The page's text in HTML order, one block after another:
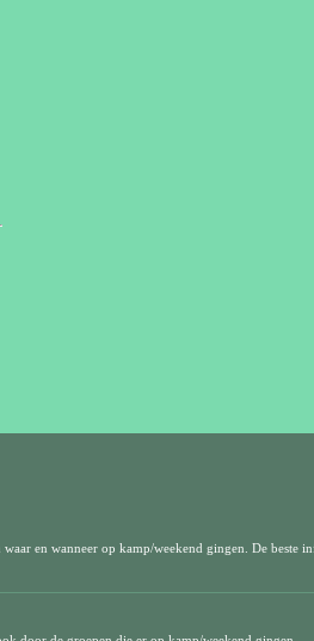
en wanneer op kamp/weekend gingen. De beste